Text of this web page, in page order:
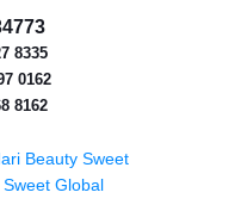
8335
0162
8162
Beauty Sweet
Sweet Global